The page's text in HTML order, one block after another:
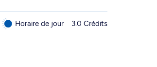
Horaire de jour 3.0 Crédits